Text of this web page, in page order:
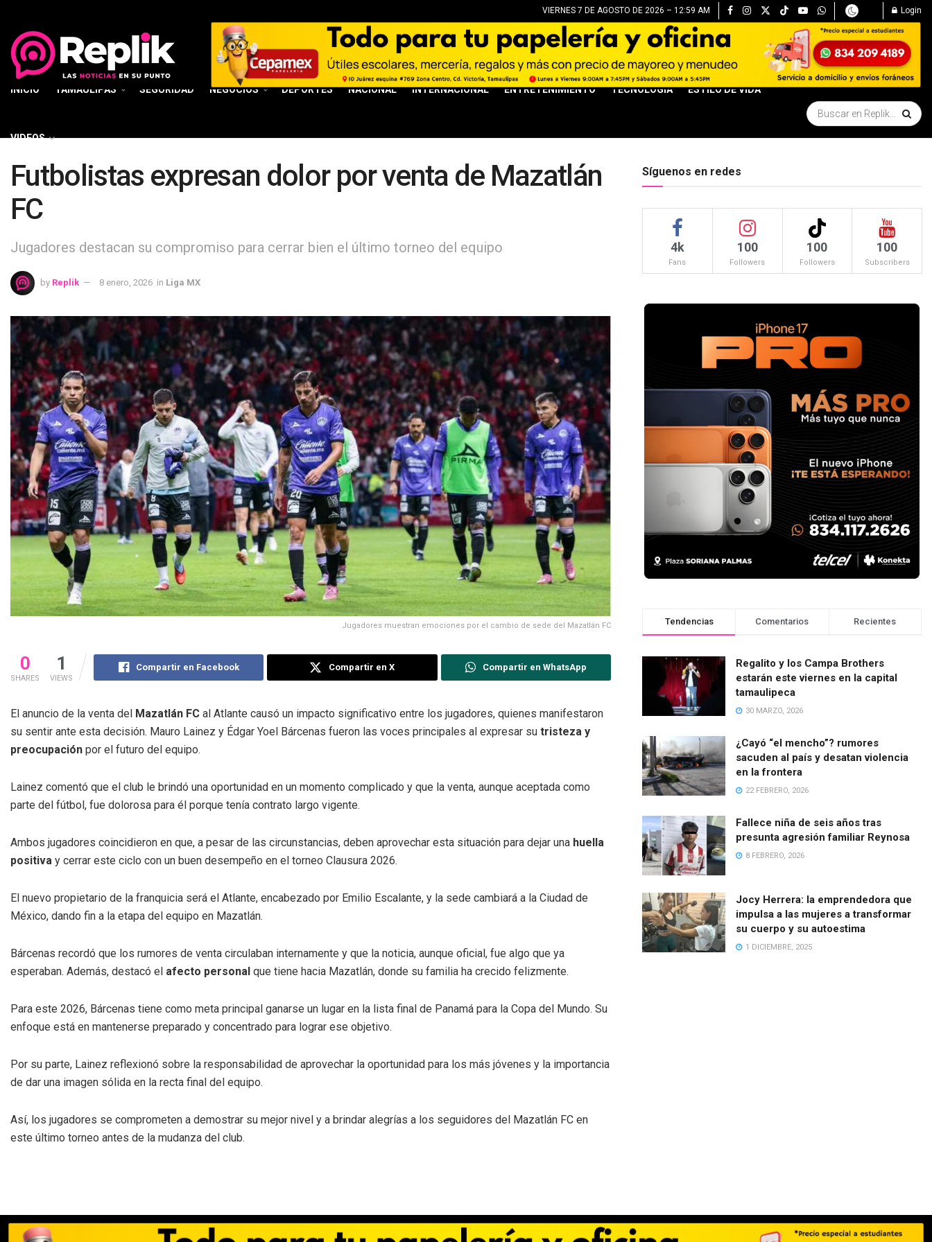
VIERNES 7 DE AGOSTO DE 2026 – 12:59 AM Login
INICIO TAMAULIPAS SEGURIDAD NEGOCIOS DEPORTES NACIONAL INTERNACIONAL ENTRETENIMIENTO TECNOLOGÍA ESTILO DE VIDA
VIDEOS
Futbolistas expresan dolor por venta de Mazatlán
FC
Jugadores destacan su compromiso para cerrar bien el último torneo del equipo
by Replik 8 enero, 2026 in Liga MX
Jugadores muestran emociones por el cambio de sede del Mazatlán FC
0
SHARES
1
VIEWS
Compartir en Facebook Compartir en X Compartir en WhatsApp
El anuncio de la venta del Mazatlán FC al Atlante causó un impacto significativo entre los jugadores, quienes manifestaron
su sentir ante esta decisión. Mauro Lainez y Édgar Yoel Bárcenas fueron las voces principales al expresar su tristeza y
preocupación por el futuro del equipo.
Lainez comentó que el club le brindó una oportunidad en un momento complicado y que la venta, aunque aceptada como
parte del fútbol, fue dolorosa para él porque tenía contrato largo vigente.
Ambos jugadores coincidieron en que, a pesar de las circunstancias, deben aprovechar esta situación para dejar una huella
positiva y cerrar este ciclo con un buen desempeño en el torneo Clausura 2026.
El nuevo propietario de la franquicia será el Atlante, encabezado por Emilio Escalante, y la sede cambiará a la Ciudad de
México, dando fin a la etapa del equipo en Mazatlán.
Bárcenas recordó que los rumores de venta circulaban internamente y que la noticia, aunque oficial, fue algo que ya
esperaban. Además, destacó el afecto personal que tiene hacia Mazatlán, donde su familia ha crecido felizmente.
Para este 2026, Bárcenas tiene como meta principal ganarse un lugar en la lista final de Panamá para la Copa del Mundo. Su
enfoque está en mantenerse preparado y concentrado para lograr ese objetivo.
Por su parte, Lainez reflexionó sobre la responsabilidad de aprovechar la oportunidad para los más jóvenes y la importancia
de dar una imagen sólida en la recta final del equipo.
Así, los jugadores se comprometen a demostrar su mejor nivel y a brindar alegrías a los seguidores del Mazatlán FC en
este último torneo antes de la mudanza del club.
Síguenos en redes
4k
Fans
100
Followers
100
Followers
100
Subscribers
Tendencias Comentarios Recientes
Regalito y los Campa Brothers
estarán este viernes en la capital
tamaulipeca
30 MARZO, 2026
¿Cayó “el mencho”? rumores
sacuden al país y desatan violencia
en la frontera
22 FEBRERO, 2026
Fallece niña de seis años tras
presunta agresión familiar Reynosa
8 FEBRERO, 2026
Jocy Herrera: la emprendedora que
impulsa a las mujeres a transformar
su cuerpo y su autoestima
1 DICIEMBRE, 2025